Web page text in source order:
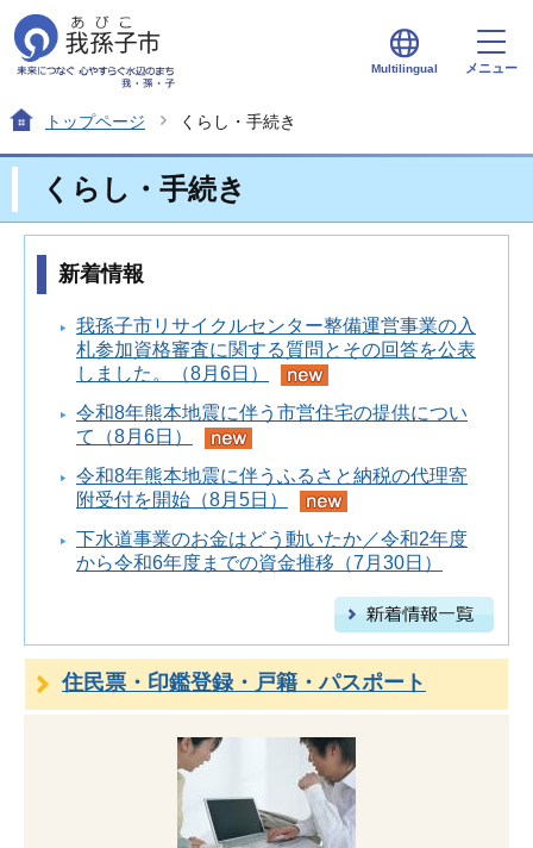
Multilingual メニュー
トップページ くらし・手続き
くらし・手続き
新着情報
我孫子市リサイクルセンター整備運営事業の入
札参加資格審査に関する質問とその回答を公表
しました。（8月6日）
令和8年熊本地震に伴う市営住宅の提供につい
て（8月6日）
令和8年熊本地震に伴うふるさと納税の代理寄
附受付を開始（8月5日）
下水道事業のお金はどう動いたか／令和2年度
から令和6年度までの資金推移（7月30日）
住民票・印鑑登録・戸籍・パスポート